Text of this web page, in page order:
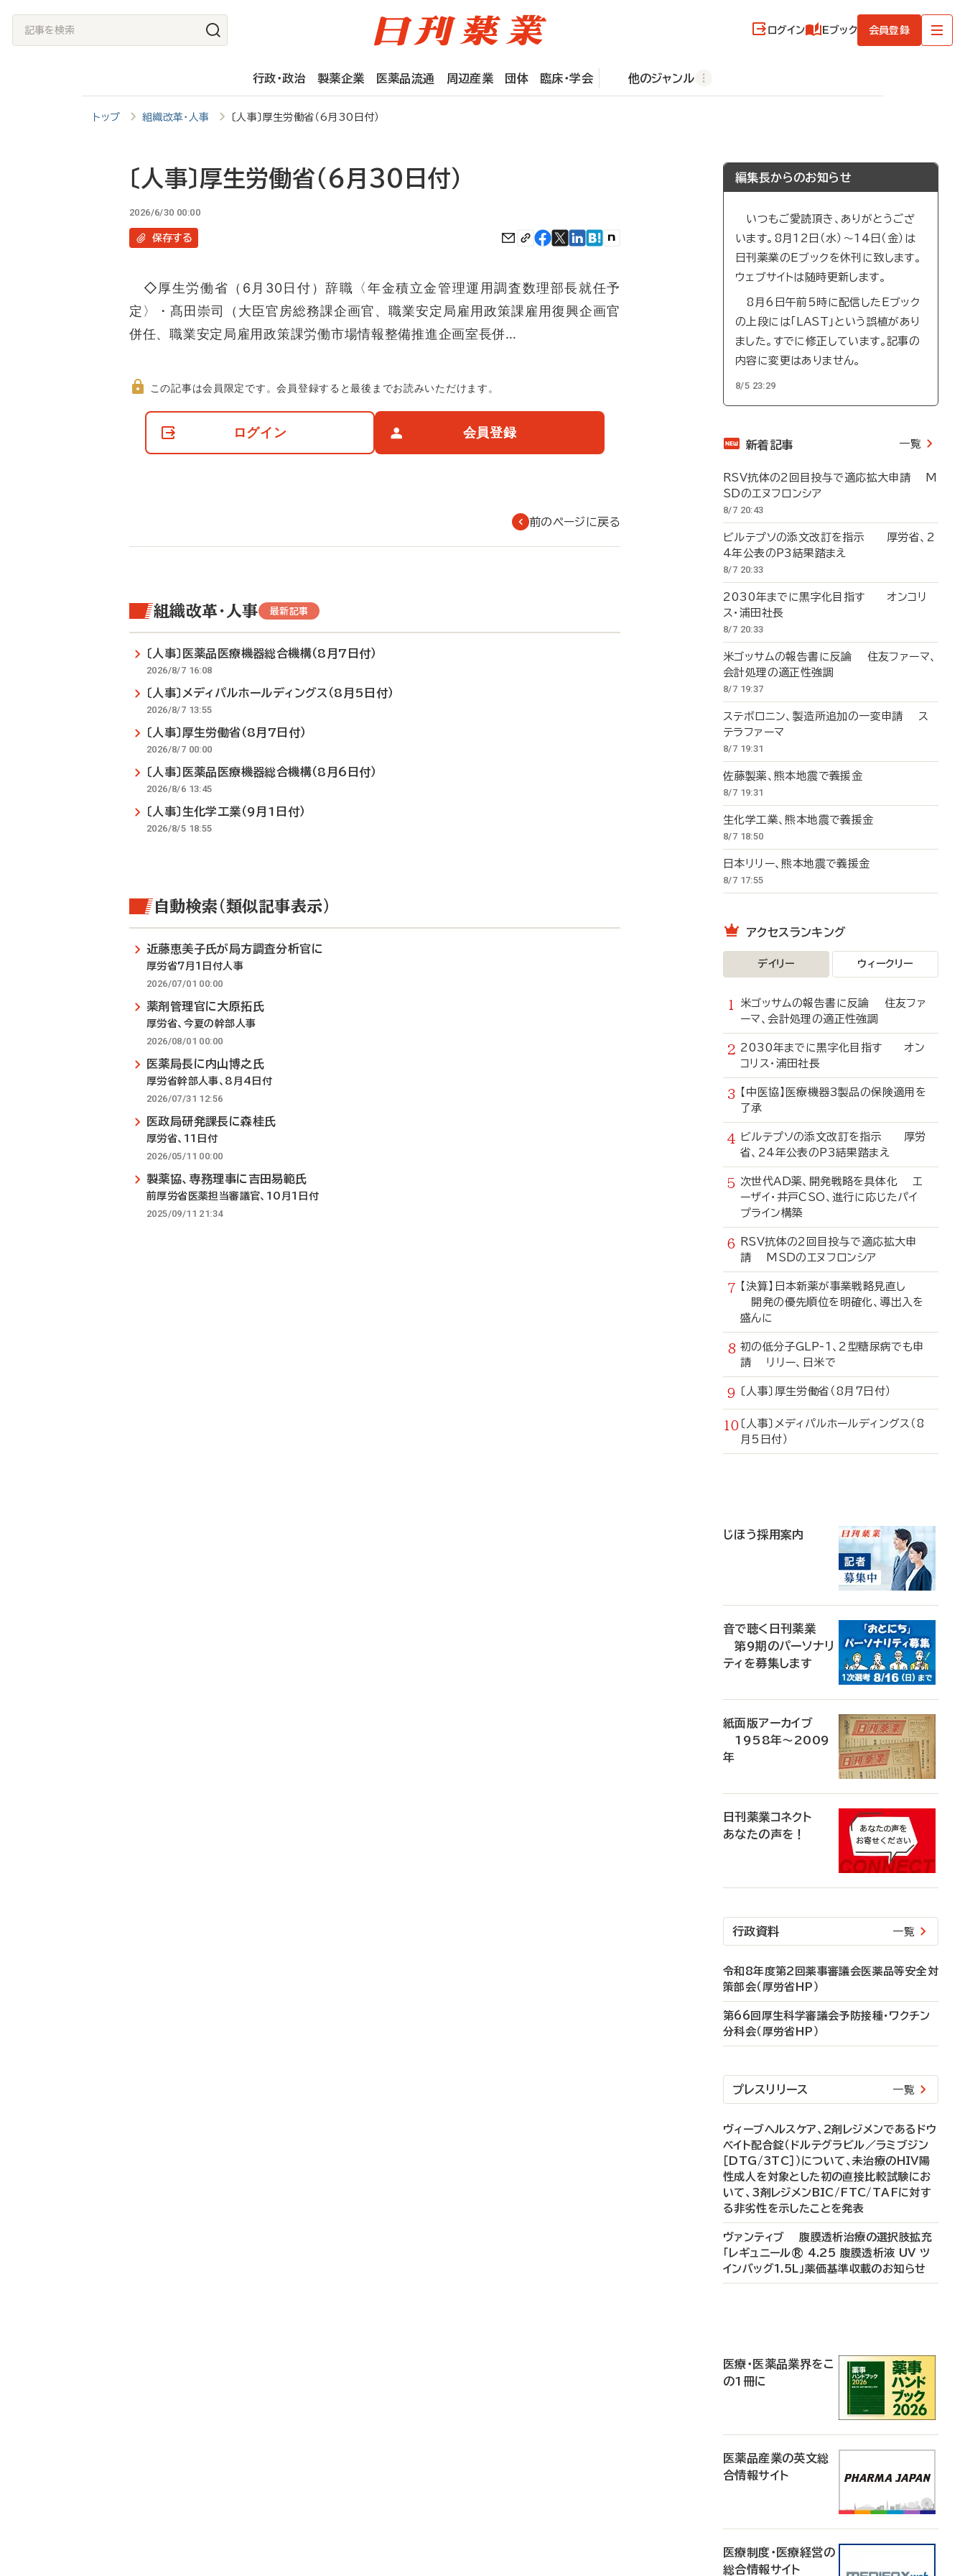
記
事
ログイン Eブック 会員登録
行政・政治 製薬企業 医薬品流通 周辺産業 団体 臨床・学会 他のジャンル
トップ 組織改革・人事 〔人事〕厚生労働省（6月30日付）
〔人事〕厚生労働省（6月30日付）
2026/6/30 00:00
保存する
◇厚生労働省（6月30日付）辞職〈年金積立金管理運用調査数理部長就任予
定〉・髙田崇司（大臣官房総務課企画官、職業安定局雇用政策課雇用復興企画官
併任、職業安定局雇用政策課労働市場情報整備推進企画室長併…
て
この記事は会員限定です。会員登録すると最後までお読みいただけます。
ログイン 会員登録
前のページに戻る
組織改革・人事 最新記事
〔人事〕医薬品医療機器総合機構（8月7日付）
2026/8/7 16:08
〔人事〕メディパルホールディングス（8月5日付）
2026/8/7 13:55
〔人事〕厚生労働省（8月7日付）
2026/8/7 00:00
〔人事〕医薬品医療機器総合機構（8月6日付）
2026/8/6 13:45
〔人事〕生化学工業（9月1日付）
2026/8/5 18:55
自動検索（類似記事表示）
近藤恵美子氏が局方調査分析官に
厚労省7月1日付人事
2026/07/01 00:00
薬剤管理官に大原拓氏
厚労省、今夏の幹部人事
2026/08/01 00:00
医薬局長に内山博之氏
厚労省幹部人事、8月4日付
2026/07/31 12:56
医政局研発課長に森桂氏
厚労省、11日付
2026/05/11 00:00
製薬協、専務理事に吉田易範氏
前厚労省医薬担当審議官、10月1日付
2025/09/11 21:34
編集長からのお知らせ
いつもご愛読頂き、ありがとうござ
います。8月12日（水）～14日（金）は
日刊薬業のEブックを休刊に致します。
ウェブサイトは随時更新します。
8月6日午前5時に配信したEブック
の上段には「LAST」という誤植があり
ました。すでに修正しています。記事の
内容に変更はありません。
8/5 23:29
新着記事 一覧
RSV抗体の2回目投与で適応拡大申請 M
SDのエヌフロンシア
8/7 20:43
ビルテプソの添文改訂を指示 厚労省、2
4年公表のP3結果踏まえ
8/7 20:33
2030年までに黒字化目指す オンコリ
ス・浦田社長
8/7 20:33
米ゴッサムの報告書に反論 住友ファーマ、
会計処理の適正性強調
8/7 19:37
ステボロニン、製造所追加の一変申請 ス
テラファーマ
8/7 19:31
佐藤製薬、熊本地震で義援金
8/7 19:31
生化学工業、熊本地震で義援金
8/7 18:50
日本リリー、熊本地震で義援金
8/7 17:55
アクセスランキング
デイリー ウィークリー
米ゴッサムの報告書に反論 住友ファ
ーマ、会計処理の適正性強調
2030年までに黒字化目指す オン
コリス・浦田社長
【中医協】医療機器3製品の保険適用を
了承
ビルテプソの添文改訂を指示 厚労
省、24年公表のP3結果踏まえ
次世代AD薬、開発戦略を具体化 エ
ーザイ・井戸CSO、進行に応じたパイ
プライン構築
RSV抗体の2回目投与で適応拡大申
請 MSDのエヌフロンシア
【決算】日本新薬が事業戦略見直し
開発の優先順位を明確化、導出入を
盛んに
初の低分子GLP-1、2型糖尿病でも申
請 リリー、日米で
〔人事〕厚生労働省（8月7日付）
〔人事〕メディパルホールディングス（8
月5日付）
じほう採用案内
音で聴く日刊薬業
第9期のパーソナリ
ティを募集します
紙面版アーカイブ
1958年～2009
年
日刊薬業コネクト
あなたの声を！
行政資料 一覧
令和8年度第2回薬事審議会医薬品等安全対
策部会（厚労省HP）
第66回厚生科学審議会予防接種・ワクチン
分科会（厚労省HP）
プレスリリース 一覧
ヴィーブヘルスケア、2剤レジメンであるドウ
ベイト配合錠（ドルテグラビル／ラミブジン
［DTG/3TC］）について、未治療のHIV陽
性成人を対象とした初の直接比較試験にお
いて、3剤レジメンBIC/FTC/TAFに対す
る非劣性を示したことを発表
ヴァンティブ 腹膜透析治療の選択肢拡充
「レギュニール® 4.25 腹膜透析液 UV ツ
インバッグ1.5L」薬価基準収載のお知らせ
医療・医薬品業界をこ
の1冊に
医薬品産業の英文総
合情報サイト
医療制度・医療経営の
総合情報サイト